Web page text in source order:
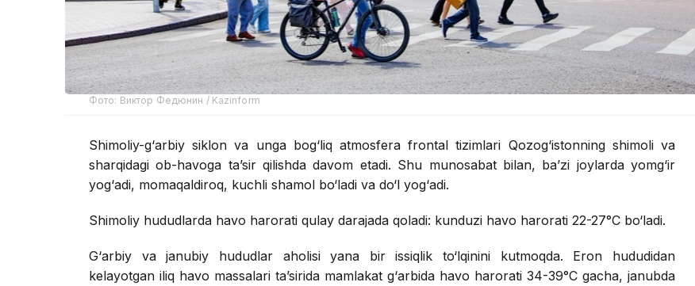
Фото: Виктор Федюнин / Kazinform
Shimoliy-g‘arbiy siklon va unga bog‘liq atmosfera frontal tizimlari Qozog‘istonning shimoli va
sharqidagi ob-havoga ta’sir qilishda davom etadi. Shu munosabat bilan, ba’zi joylarda yomg‘ir
yog‘adi, momaqaldiroq, kuchli shamol bo‘ladi va do‘l yog‘adi.
Shimoliy hududlarda havo harorati qulay darajada qoladi: kunduzi havo harorati 22-27°C bo‘ladi.
G‘arbiy va janubiy hududlar aholisi yana bir issiqlik to‘lqinini kutmoqda. Eron hududidan
kelayotgan iliq havo massalari ta’sirida mamlakat g‘arbida havo harorati 34-39°C gacha, janubda